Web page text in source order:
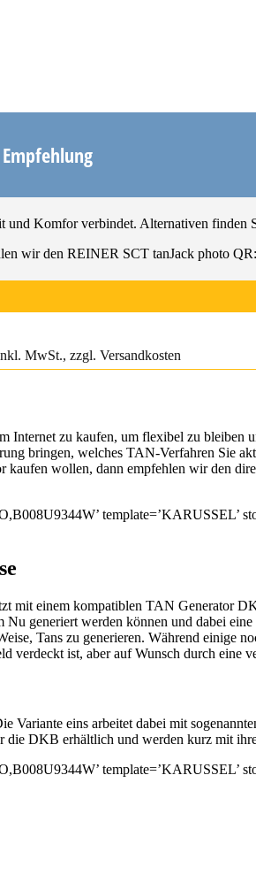
Komfor verbindet. Alternativen finden
wir den REINER SCT tanJack photo QR:
MwSt., zzgl. Versandkosten
zu kaufen, um flexibel zu bleiben
bringen, welches TAN-Verfahren Sie
wollen, dann empfehlen wir den
template=’KARUSSEL’
mit einem kompatiblen TAN Generator
generiert werden können und dabei
Tans zu generieren. Während einige
ist, aber auf Wunsch durch eine
eins arbeitet dabei mit
DKB erhältlich und werden kurz mit
template=’KARUSSEL’